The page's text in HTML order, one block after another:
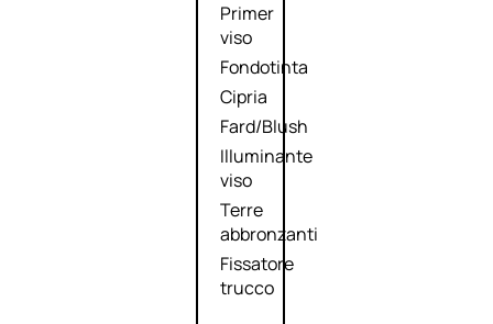
Primer
viso
Fondotinta
Cipria
Fard/Blush
Illuminante
viso
Terre
abbronzanti
Fissatore
trucco